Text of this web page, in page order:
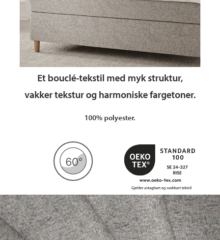
Et bouclé‑tekstil med myk struktur,
vakker tekstur og harmoniske fargetoner.
100% polyester.